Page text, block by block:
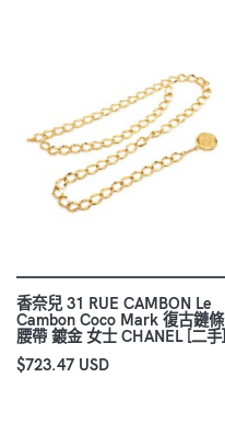
香奈兒 31 RUE CAMBON Le
Cambon Coco Mark 復古鏈條
腰帶 鍍金 女士 CHANEL [二手]
$723.47 USD